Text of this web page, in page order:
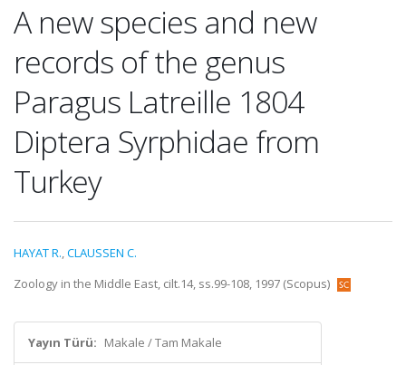
A new species and new
records of the genus
Paragus Latreille 1804
Diptera Syrphidae from
Turkey
HAYAT R.,CLAUSSEN C.
Zoology in the Middle East, cilt.14, ss.99-108, 1997 (Scopus)
Yayın Türü: Makale / Tam Makale